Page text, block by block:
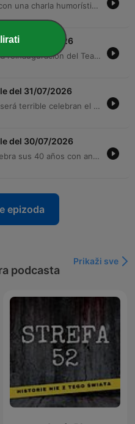
El programa celebra sus 40 años con una charla humorística sobre futuros proyectos culturales, presentaciones musicales y un segmento satírico sobre las reglas y tradiciones de un certamen de doma. La conversación transita desde anécdotas personales hasta la lectura de mensajes de los oyentes. Posteriormente, se explora el misterio de la autoría de las obras de Shakespeare y sus diversas teorías conspirativas. El episodio concluye con sketches sobre viajes por carretera y un bloque informativo que aborda la crisis diplomática entre Argentina y Brasil, así como el debate sobre la reforma de la ley de tierras.
del 03/08/2026
El episodio comienza celebrando la reinauguración del Teatro Argentino de Mercedes, intercalando consejos satíricos sobre el arte de ser un anfitrión con relatos sobre situaciones embarazosas en eventos sociales. La conversación transiciona hacia temas más profundos, explorando delirios de identidad religiosa y el experimento clínico del Dr. Milton Rokic. Posteriormente, el programa explora de forma humorística la vida y el entrenamiento de los astronautas, abordando la resistencia psicológica y física necesaria para la exploración espacial. El programa concluye con una presentación musical en vivo y un repaso de las noticias actuales, incluyendo el reporte meteorológico y debates sobre la ley de tierras.
del 31/07/2026
Los conductores de La venganza será terrible celebran el 40 aniversario del programa en el Teatro Roma de Avellaneda, anunciando sus próximas fechas de gira. A través de una serie de sketches cómicos, se exploran las brechas generacionales, la vergüenza adolescente y los desafíos de la vida familiar y social. El episodio también recorre temas variados que van desde anécdotas escolares y la leyenda del 'Holandés Errante' hasta los riesgos logísticos de organizar fiestas en casa. El programa concluye con presentaciones musicales en vivo y el cierre de la noche en el teatro.
del 30/07/2026
En este episodio, el programa celebra sus 40 años con anuncios de la agenda cultural y un análisis humorístico sobre los oficios que generan mayor estrés, desde heladeros hasta actores y desactivadores de bombas. La conversación transcurre entre sketches cómicos y curiosidades sobre la naturaleza y el océano. Posteriormente, el programa aborda temas de actualidad política en Argentina, incluyendo la reforma de la Carta Orgánica del Banco Central, las tensiones políticas internas y la situación legal de Cristina Fernández de Kirchner frente a organismos internacionales. También se explora la biografía del filósofo George Gurdjieff.
epizoda
podcasta
Prikaži sve